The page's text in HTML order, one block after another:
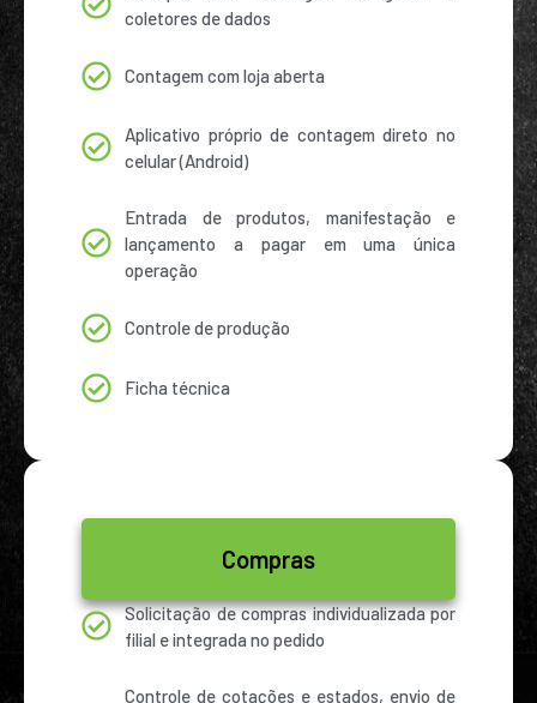
coletores de dados
Contagem com loja aberta
Aplicativo próprio de contagem direto no
celular (Android)
Entrada de produtos, manifestação e
lançamento a pagar em uma única
operação
Controle de produção
Ficha técnica
Compras
Solicitação de compras individualizada por
filial e integrada no pedido
Controle de cotações e estados, envio de